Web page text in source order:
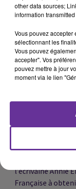
La France affirme
libéré” et “doit
Jérusalem”.
détention
dernier par Israël.
Hamouri, Elsa
désignation d'un
l’écrivaine Annie
Française à
other data sources;
information
Vous pouvez accepter
sélectionnant les
Vous pouvez
accepter". Vos
pouvez mettre à jour
moment via le lien